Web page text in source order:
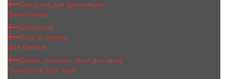
Средства для депиляции
Воскоплавы
Косметика
Уход за лицом
Для бритья
Крема, пилинги, гели для лица
Сыворотки для лица